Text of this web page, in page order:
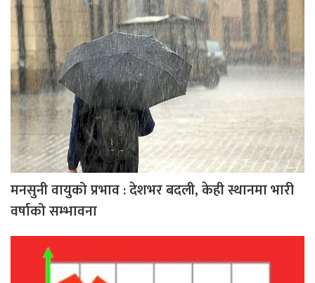
मनसुनी वायुको प्रभाव : देशभर बदली, केही स्थानमा भारी
वर्षाको सम्भावना